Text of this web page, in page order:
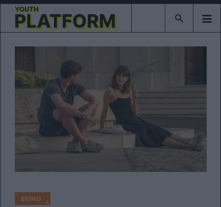
Type 2 or
BEING